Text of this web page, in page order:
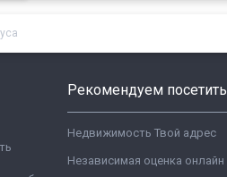
Рекомендуем посетить
Недвижимость Твой адрес
Независимая оценка онлайн